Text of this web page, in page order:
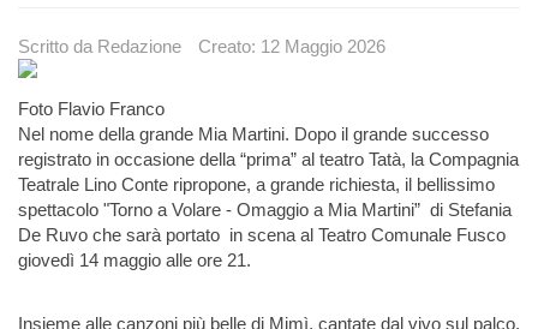
Scritto da Redazione Creato: 12 Maggio 2026
Foto Flavio Franco
Nel nome della grande Mia Martini. Dopo il grande successo
registrato in occasione della “prima” al teatro Tatà, la Compagnia
Teatrale Lino Conte ripropone, a grande richiesta, il bellissimo
spettacolo "Torno a Volare - Omaggio a Mia Martini” di Stefania
De Ruvo che sarà portato in scena al Teatro Comunale Fusco
giovedì 14 maggio alle ore 21.
Insieme alle canzoni più belle di Mimì, cantate dal vivo sul palco,